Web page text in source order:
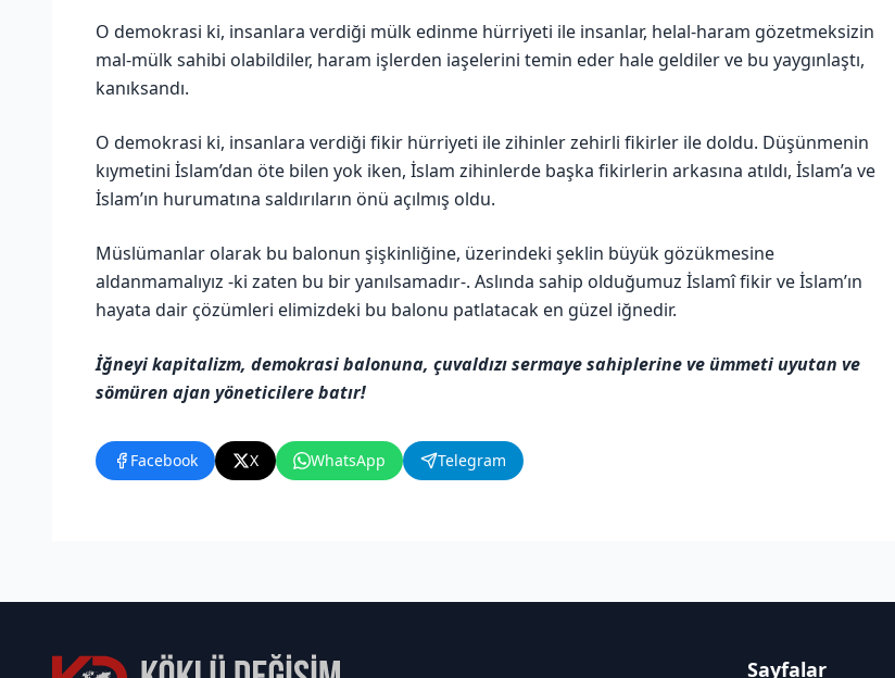
O demokrasi ki, insanlara verdiği mülk edinme hürriyeti ile insanlar, helal-haram gözetmeksizin
mal-mülk sahibi olabildiler, haram işlerden iaşelerini temin eder hale geldiler ve bu yaygınlaştı,
kanıksandı.
O demokrasi ki, insanlara verdiği fikir hürriyeti ile zihinler zehirli fikirler ile doldu. Düşünmenin
kıymetini İslam’dan öte bilen yok iken, İslam zihinlerde başka fikirlerin arkasına atıldı, İslam’a ve
İslam’ın hurumatına saldırıların önü açılmış oldu.
Müslümanlar olarak bu balonun şişkinliğine, üzerindeki şeklin büyük gözükmesine
aldanmamalıyız -ki zaten bu bir yanılsamadır-. Aslında sahip olduğumuz İslamî fikir ve İslam’ın
hayata dair çözümleri elimizdeki bu balonu patlatacak en güzel iğnedir.
İğneyi kapitalizm, demokrasi balonuna, çuvaldızı sermaye sahiplerine ve ümmeti uyutan ve
sömüren ajan yöneticilere batır!
Facebook X WhatsApp Telegram
Sayfalar